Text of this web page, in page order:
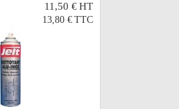
11,50 €HT
13,80 € TTC